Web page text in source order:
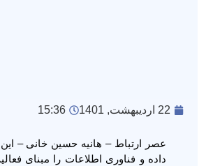
22 اردیبهشت, 1401 15:36
عصر ارتباط – هانیه حسین خانی –
داده و فناوری اطلاعات را مبنای